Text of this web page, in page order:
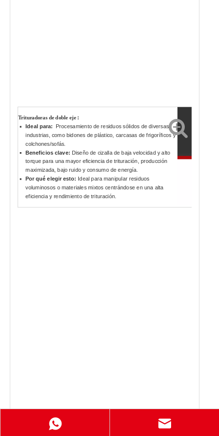
Trituradoras de doble eje :
Ideal para: Procesamiento de residuos sólidos de diversas
industrias, como bidones de plástico, carcasas de frigoríficos y
colchones/sofás.
Beneficios clave: Diseño de cizalla de baja velocidad y alto
torque para una mayor eficiencia de trituración, producción
maximizada, bajo ruido y consumo de energía.
Por qué elegir esto: Ideal para manipular residuos
voluminosos o materiales mixtos centrándose en una alta
eficiencia y rendimiento de trituración.